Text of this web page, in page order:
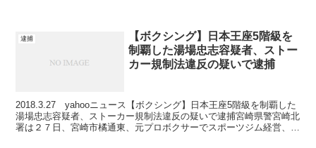
逮捕
【ボクシング】日本王座5階級を
制覇した湯場忠志容疑者、ストー
カー規制法違反の疑いで逮捕
2018.3.27 yahooニュース【ボクシング】日本王座5階級を制覇した
湯場忠志容疑者、ストーカー規制法違反の疑いで逮捕宮崎県警宮崎北
署は２７日、宮崎市橘通東、元プロボクサーでスポーツジム経営、湯